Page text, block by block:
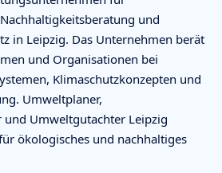
und
in Leipzig. Das Unternehmen berät
und Organisationen bei
Klimaschutzkonzepten und
Umweltplaner,
und Umweltgutachter Leipzig
ökologisches und nachhaltiges